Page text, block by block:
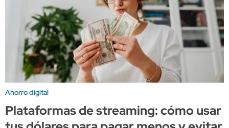
Ahorro digital
Plataformas de streaming: cómo usar